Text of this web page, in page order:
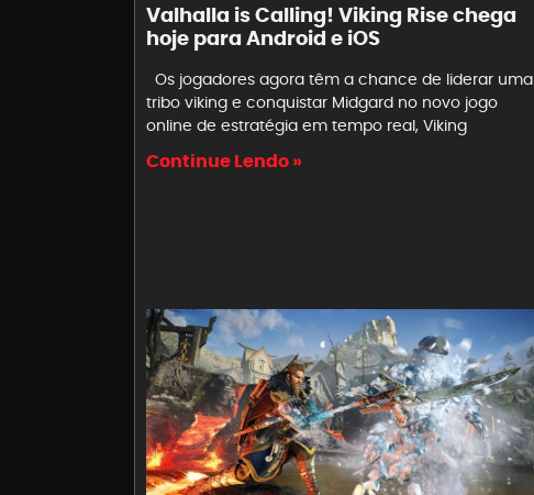
Valhalla is Calling! Viking Rise chega
hoje para Android e iOS
Os jogadores agora têm a chance de liderar uma
tribo viking e conquistar Midgard no novo jogo
online de estratégia em tempo real, Viking
Continue Lendo »